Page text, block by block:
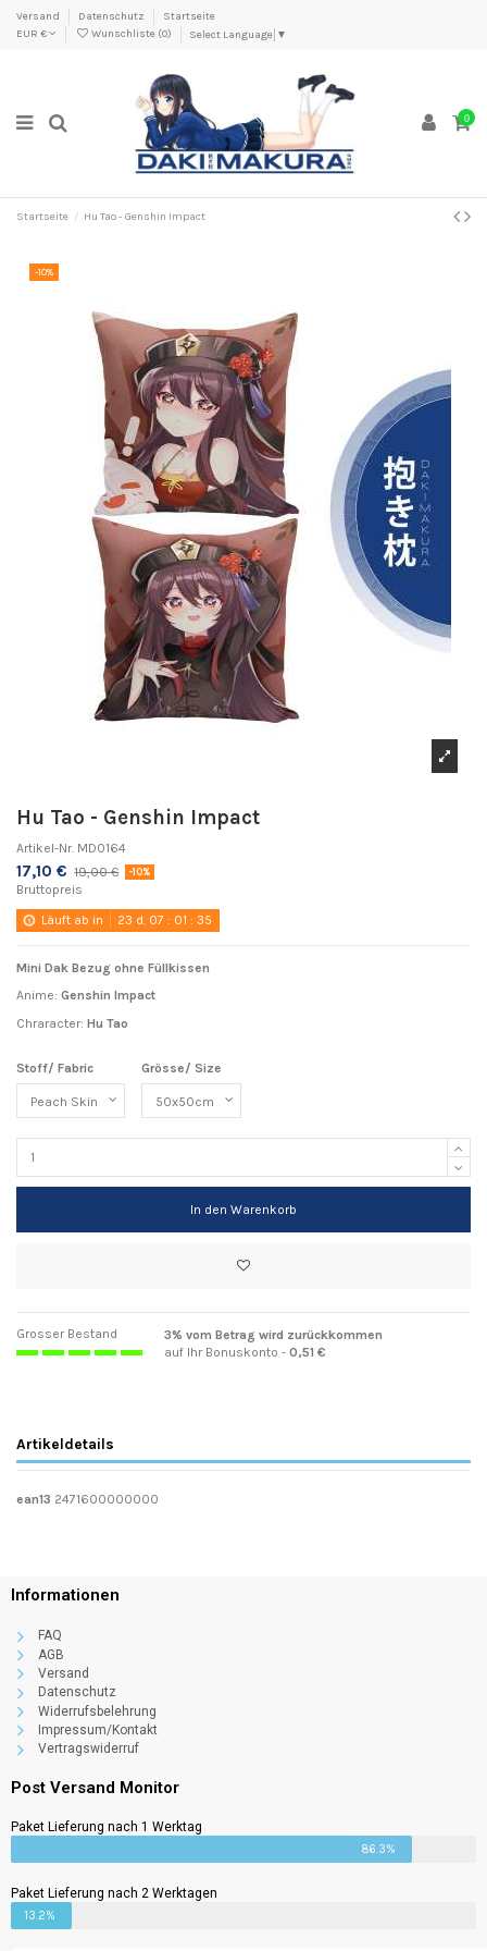
Versand Datenschutz
Startseite
EUR €
Wunschliste (0) Select Language ▼
0
Startseite Hu Tao - Genshin Impact
-10%
Hu Tao - Genshin Impact
Artikel-Nr. MD0164
17,10 € 19,00 € -10%
Bruttopreis
Läuft ab in
23 d. 07 : 01 :35
Mini Dak Bezug ohne Füllkissen
Anime: Genshin Impact
Chraracter: Hu Tao
Stoff/ Fabric Grösse/ Size
In den Warenkorb
Grosser Bestand
3% vom Betrag wird zurückkommen
auf Ihr Bonuskonto - 0,51 €
Artikeldetails
ean13 2471600000000
Informationen
FAQ
AGB
Versand
Datenschutz
Widerrufsbelehrung
Impressum/Kontakt
Vertragswiderruf
Post Versand Monitor
Paket Lieferung nach 1 Werktag
86.3%
Paket Lieferung nach 2 Werktagen
13.2%